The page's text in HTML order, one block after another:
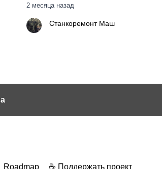
2 месяца назад
Станкоремонт Маш
Roadmap ☕ Поддержать проект